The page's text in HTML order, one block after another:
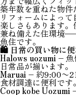
築年数を重ねた物件
リフォームによっ
楽しさもあります
兼ね備えた住環境
魚住です。
🛍️ 日常の買い物に
Halows uozumi– 魚
日常品が揃います。
Maruai – 約9:00〜
食材調達に便利です。
Coop kobe Uozumi